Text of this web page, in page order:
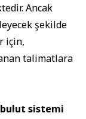
Ancak
şekilde
için,
talimatlara
sistemi